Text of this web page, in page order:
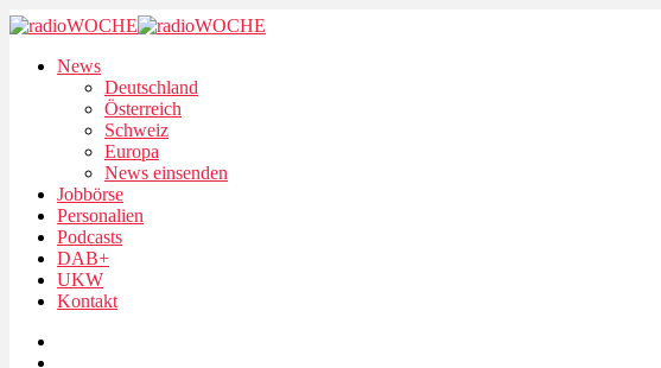
News
Deutschland
Österreich
Schweiz
Europa
News einsenden
Jobbörse
Personalien
Podcasts
DAB+
UKW
Kontakt